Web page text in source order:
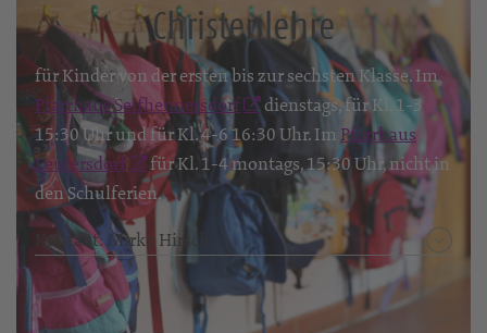
Christenlehre
für Kinder von der ersten bis zur sechsten Klasse. Im
Pfarrhaus Seifhennersdorf
dienstags, für Kl. 1-3
15:30 Uhr und für Kl. 4-6 16:30 Uhr. Im Pfarrhaus
Leutersdorf
für Kl. 1-4 montags, 15:30 Uhr, nicht in
den Schulferien.
Kontakt: Mirko Hirsch